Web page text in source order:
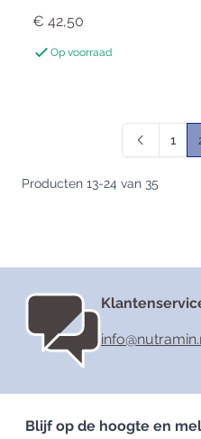
€ 42,50
Op voorraad
Producten 13-24 van 35
1
Blijf op de hoogte en